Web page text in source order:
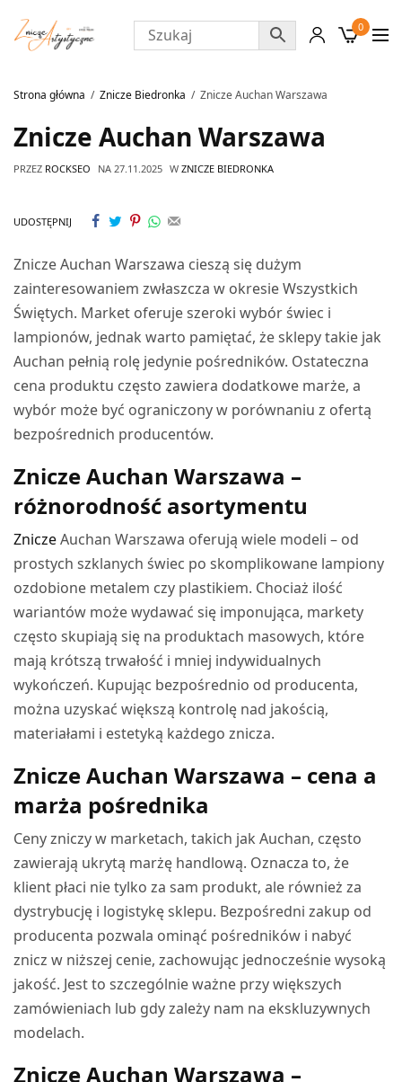
0
Strona główna Znicze Biedronka Znicze Auchan Warszawa
Znicze Auchan Warszawa
PRZEZ ROCKSEO NA 27.11.2025 W ZNICZE BIEDRONKA
UDOSTĘPNIJ
Znicze Auchan Warszawa cieszą się dużym
zainteresowaniem zwłaszcza w okresie Wszystkich
Świętych. Market oferuje szeroki wybór świec i
lampionów, jednak warto pamiętać, że sklepy takie jak
Auchan pełnią rolę jedynie pośredników. Ostateczna
cena produktu często zawiera dodatkowe marże, a
wybór może być ograniczony w porównaniu z ofertą
bezpośrednich producentów.
Znicze Auchan Warszawa –
różnorodność asortymentu
ZniczeAuchan Warszawa oferują wiele modeli – od
prostych szklanych świec po skomplikowane lampiony
ozdobione metalem czy plastikiem. Chociaż ilość
wariantów może wydawać się imponująca, markety
często skupiają się na produktach masowych, które
mają krótszą trwałość i mniej indywidualnych
wykończeń. Kupując bezpośrednio od producenta,
można uzyskać większą kontrolę nad jakością,
materiałami i estetyką każdego znicza.
Znicze Auchan Warszawa – cena a
marża pośrednika
Ceny zniczy w marketach, takich jak Auchan, często
zawierają ukrytą marżę handlową. Oznacza to, że
klient płaci nie tylko za sam produkt, ale również za
dystrybucję i logistykę sklepu. Bezpośredni zakup od
producenta pozwala ominąć pośredników i nabyć
znicz w niższej cenie, zachowując jednocześnie wysoką
jakość. Jest to szczególnie ważne przy większych
zamówieniach lub gdy zależy nam na ekskluzywnych
modelach.
Znicze Auchan Warszawa –